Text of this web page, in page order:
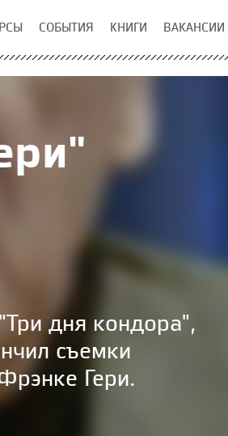
СОБЫТИЯ КНИГИ ВАКАНСИИ
дня кондора",
съемки
Гери.